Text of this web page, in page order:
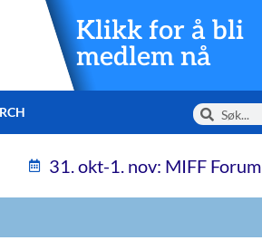
Klikk for å bli
medlem nå
31. okt-1. nov: MIFF Forum